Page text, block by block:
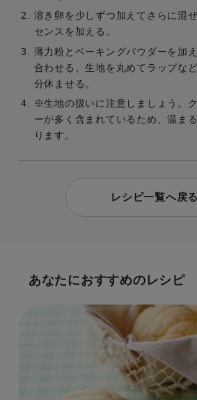
溶き卵を少しずつ加えてさらに混
センスを加える。
薄力粉とベーキングパウダーを加
合わせる。生地を丸めてラップな
分休ませる。
※生地の扱いに注意しましょう。
ーが多く含まれているため、温ま
ります。
レシピ一覧へ戻る
あなたにおすすめのレシピ